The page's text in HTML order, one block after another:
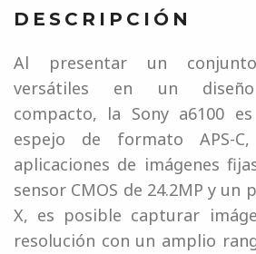
DESCRIPCIÓN
Al presentar un
versátiles en un diseño
compacto, la Sony a6100
espejo de formato APS-
aplicaciones de imágenes
sensor CMOS de 24.2MP y un
X, es posible capturar
resolución con un amplio